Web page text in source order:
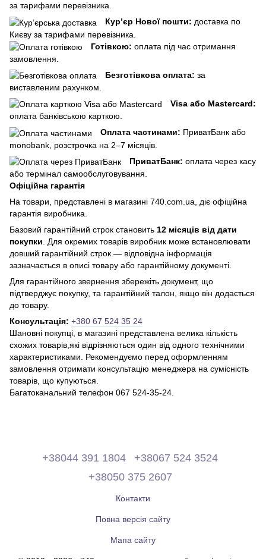
за тарифами перевізника.
Кур’єр Нової пошти: доставка по
Києву за тарифами перевізника.
Готівкою: оплата під час отримання
замовлення.
Безготівкова оплата: за
виставленим рахунком.
Visa або Mastercard:
оплата банківською карткою.
Оплата частинами: ПриватБанк або
monobank, розстрочка на 2–7 місяців.
ПриватБанк: оплата через касу
або термінал самообслуговування.
Офіційна гарантія
На товари, представлені в магазині 740.com.ua, діє офіційна
гарантія виробника.
Базовий гарантійний строк становить 12 місяців від дати
покупки . Для окремих товарів виробник може встановлювати
довший гарантійний строк — відповідна інформація
зазначається в описі товару або гарантійному документі.
Для гарантійного звернення збережіть документ, що
підтверджує покупку, та гарантійний талон, якщо він додається
до товару.
Консультація: +380 67 524 35 24
Шановні покупці, в магазині представлена ​​велика кількість
схожих товарів,які відрізняються один від одного технічними
характеристиками. Рекомендуємо перед оформленням
замовлення отримати консультацію менеджера на сумісність
товарів, що купуються.
Багатоканальний телефон 067 524-35-24.
+38044 391 1804
+38067 524 3524
+38050 375 2607
Контакти
Повна версія сайту
Мапа сайту